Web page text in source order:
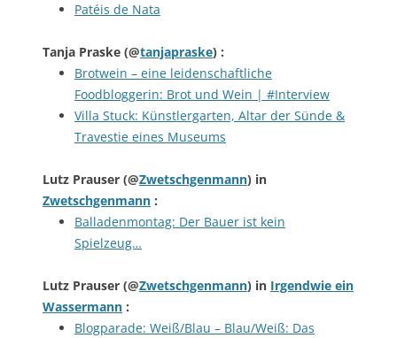
Patéis de Nata
Tanja Praske (@tanjapraske) :
Brotwein – eine leidenschaftliche
Foodbloggerin: Brot und Wein | #Interview
Villa Stuck: Künstlergarten, Altar der Sünde &
Travestie eines Museums
Lutz Prauser (@Zwetschgenmann) in
Zwetschgenmann :
Balladenmontag: Der Bauer ist kein
Spielzeug…
Lutz Prauser (@Zwetschgenmann) in Irgendwie ein
Wassermann :
Blogparade: Weiß/Blau – Blau/Weiß: Das